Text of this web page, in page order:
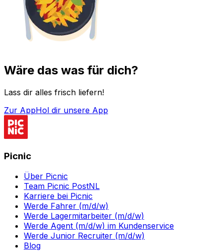
Wäre das was für dich?
Lass dir alles frisch liefern!
Zur AppHol dir unsere App
Picnic
Über Picnic
Team Picnic PostNL
Karriere bei Picnic
Werde Fahrer (m/d/w)
Werde Lagermitarbeiter (m/d/w)
Werde Agent (m/d/w) im Kundenservice
Werde Junior Recruiter (m/d/w)
Blog